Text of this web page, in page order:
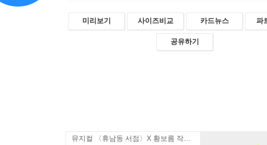
미리보기 사이즈비교 카드뉴스 파
공유하기
뮤지컬 〈휴남동 서점〉X 황보름 작가 북토크